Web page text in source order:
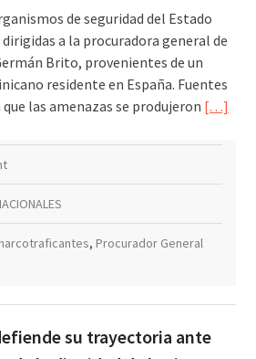
de seguridad del Estado
a la procuradora general de
Brito, provenientes de un
residente en España. Fuentes
las amenazas se produjeron […]
, Procurador General
su trayectoria ante